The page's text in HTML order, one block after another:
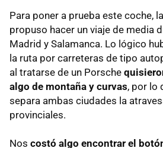
Para poner a prueba este coche,
propuso hacer un viaje de media
Madrid y Salamanca. Lo lógico
la ruta por carreteras de tipo
al tratarse de un Porsche
algo de montaña y curvas, por lo
separa ambas ciudades la
provinciales.
Nos costó algo encontrar el